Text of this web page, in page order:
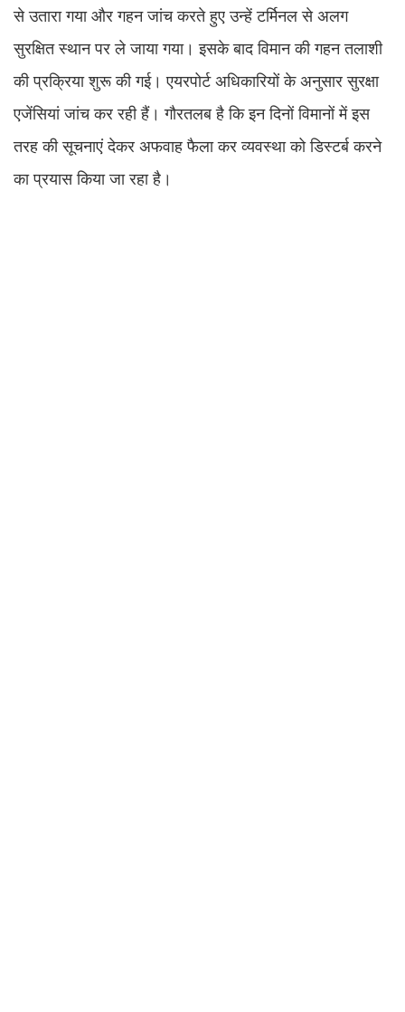
से उतारा गया और गहन जांच करते हुए उन्हें टर्मिनल से अलग
सुरक्षित स्थान पर ले जाया गया। इसके बाद विमान की गहन तलाशी
की प्रक्रिया शुरू की गई। एयरपोर्ट अधिकारियों के अनुसार सुरक्षा
एजेंसियां जांच कर रही हैं। गौरतलब है कि इन दिनों विमानों में इस
तरह की सूचनाएं देकर अफवाह फैला कर व्यवस्था को डिस्टर्ब करने
का प्रयास किया जा रहा है।